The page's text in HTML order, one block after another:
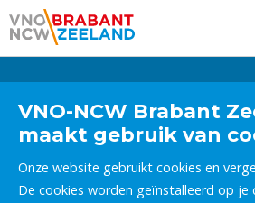
VNO-NCW Brabant
maakt gebruik van
Onze website gebruikt cookies en
De cookies worden geïnstalleerd op je